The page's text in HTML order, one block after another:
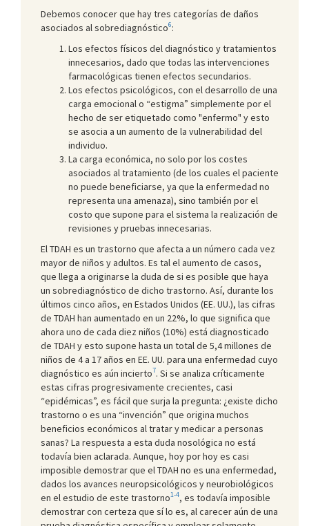
Debemos conocer que hay tres categorías de daños
asociados al sobrediagnóstico6:
Los efectos físicos del diagnóstico y tratamientos
innecesarios, dado que todas las intervenciones
farmacológicas tienen efectos secundarios.
Los efectos psicológicos, con el desarrollo de una
carga emocional o “estigma” simplemente por el
hecho de ser etiquetado como "enfermo" y esto
se asocia a un aumento de la vulnerabilidad del
individuo.
La carga económica, no solo por los costes
asociados al tratamiento (de los cuales el paciente
no puede beneficiarse, ya que la enfermedad no
representa una amenaza), sino también por el
costo que supone para el sistema la realización de
revisiones y pruebas innecesarias.
El TDAH es un trastorno que afecta a un número cada vez
mayor de niños y adultos. Es tal el aumento de casos,
que llega a originarse la duda de si es posible que haya
un sobrediagnóstico de dicho trastorno. Así, durante los
últimos cinco años, en Estados Unidos (EE. UU.), las cifras
de TDAH han aumentado en un 22%, lo que significa que
ahora uno de cada diez niños (10%) está diagnosticado
de TDAH y esto supone hasta un total de 5,4 millones de
niños de 4 a 17 años en EE. UU. para una enfermedad cuyo
diagnóstico es aún incierto7. Si se analiza críticamente
estas cifras progresivamente crecientes, casi
“epidémicas”, es fácil que surja la pregunta: ¿existe dicho
trastorno o es una “invención” que origina muchos
beneficios económicos al tratar y medicar a personas
sanas? La respuesta a esta duda nosológica no está
todavía bien aclarada. Aunque, hoy por hoy es casi
imposible demostrar que el TDAH no es una enfermedad,
dados los avances neuropsicológicos y neurobiológicos
en el estudio de este trastorno1-4, es todavía imposible
demostrar con certeza que sí lo es, al carecer aún de una